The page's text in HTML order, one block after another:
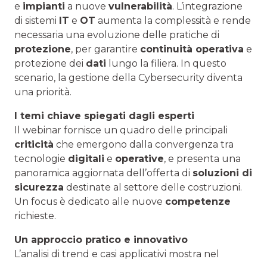
e impianti a nuove vulnerabilità. L’integrazione
di sistemi IT e OT aumenta la complessità e rende
necessaria una evoluzione delle pratiche di
protezione, per garantire continuità operativa e
protezione dei dati lungo la filiera. In questo
scenario, la gestione della Cybersecurity diventa
una priorità.
I temi chiave spiegati dagli esperti
Il webinar fornisce un quadro delle principali
criticità che emergono dalla convergenza tra
tecnologie digitali e operative, e presenta una
panoramica aggiornata dell’offerta di soluzioni di
sicurezza destinate al settore delle costruzioni.
Un focus è dedicato alle nuove competenze
richieste.
Un approccio pratico e innovativo
L’analisi di trend e casi applicativi mostra nel